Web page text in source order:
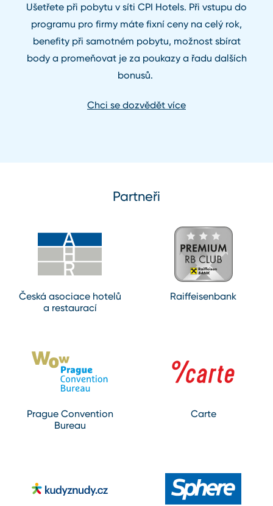
Ušetřete při pobytu v síti CPI Hotels. Při vstupu do
programu pro firmy máte fixní ceny na celý rok,
benefity při samotném pobytu, možnost sbírat
body a promeňovat je za poukazy a řadu dalších
bonusů.
Chci se dozvědět více
Partneři
Česká asociace hotelů
a restaurací
Raiffeisenbank
Prague Convention
Bureau
Carte